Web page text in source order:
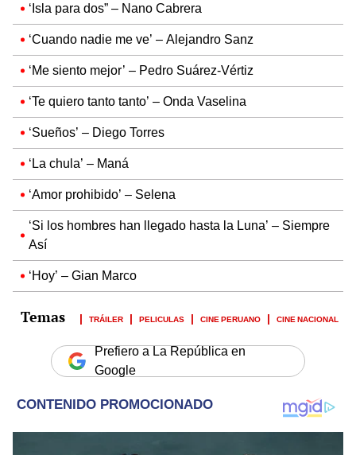
‘Isla para dos” – Nano Cabrera
‘Cuando nadie me ve’ – Alejandro Sanz
‘Me siento mejor’ – Pedro Suárez-Vértiz
‘Te quiero tanto tanto’ – Onda Vaselina
‘Sueños’ – Diego Torres
‘La chula’ – Maná
‘Amor prohibido’ – Selena
‘Si los hombres han llegado hasta la Luna’ – Siempre
Así
‘Hoy’ – Gian Marco
TRÁILER PELICULAS CINE PERUANO CINE NACIONAL
Prefiero a La República en
Google